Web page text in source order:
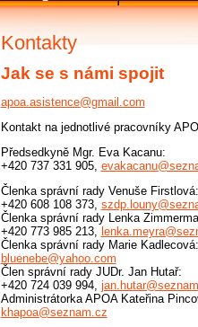
Kontakty
Jak se s námi spojit
apoa.asistence@gmail.com
Kontakt na jednotlivé pracovníky
Předsedkyně Mgr. Eva Kacanu:
+420 737 331 905,
Členka správní rady Venuše Firstlová:
+420 608 108 373,
Členka správní rady Lenka
+420 773 985 213,
Členka správní rady Marie Kadlecová:
bluenebe@yahoo.com
Člen správní rady JUDr. Jan Hutař:
+420 724 039 994,
Administrátorka APOA Kateřina
khapoa@seznam.cz